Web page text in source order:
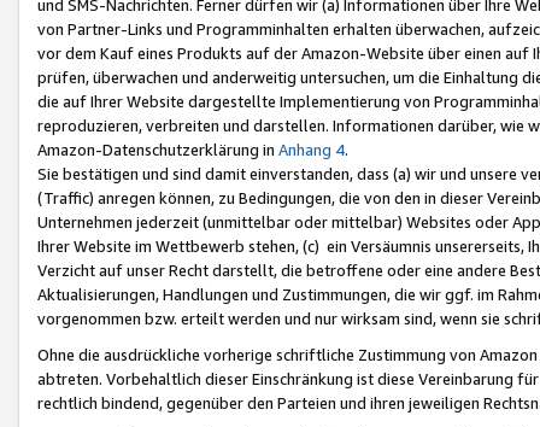
und SMS-Nachrichten. Ferner dürfen wir (a) Informationen über Ihre
von Partner-Links und Programminhalten erhalten überwachen,
vor dem Kauf eines Produkts auf der Amazon-Website über einen
prüfen, überwachen und anderweitig untersuchen, um die Einhaltung
die auf Ihrer Website dargestellte Implementierung von
reproduzieren, verbreiten und darstellen. Informationen darüber, wie
Amazon-Datenschutzerklärung in Anhang 4.
Sie bestätigen und sind damit einverstanden, dass (a) wir und
(Traffic) anregen können, zu Bedingungen, die von den in dieser
Unternehmen jederzeit (unmittelbar oder mittelbar) Websites oder
Ihrer Website im Wettbewerb stehen, (c) ein Versäumnis unsererseits,
Verzicht auf unser Recht darstellt, die betroffene oder eine andere
Aktualisierungen, Handlungen und Zustimmungen, die wir ggf. im
vorgenommen bzw. erteilt werden und nur wirksam sind, wenn sie
Ohne die ausdrückliche vorherige schriftliche Zustimmung von
abtreten. Vorbehaltlich dieser Einschränkung ist diese Vereinbarung
rechtlich bindend, gegenüber den Parteien und ihren jeweiligen